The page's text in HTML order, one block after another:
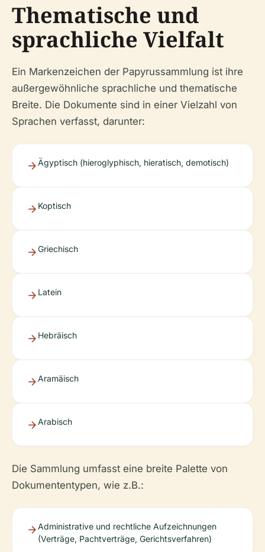
Thematische und
sprachliche Vielfalt
Ein Markenzeichen der Papyrussammlung ist ihre
außergewöhnliche sprachliche und thematische
Breite. Die Dokumente sind in einer Vielzahl von
Sprachen verfasst, darunter:
Ägyptisch (hieroglyphisch, hieratisch, demotisch)
Koptisch
Griechisch
Latein
Hebräisch
Aramäisch
Arabisch
Die Sammlung umfasst eine breite Palette von
Dokumententypen, wie z.B.:
Administrative und rechtliche Aufzeichnungen
(Verträge, Pachtverträge, Gerichtsverfahren)